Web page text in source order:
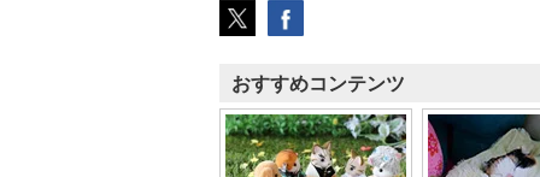
おすすめコンテンツ